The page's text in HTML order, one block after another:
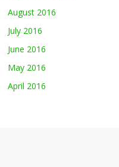
August 2016
July 2016
June 2016
May 2016
April 2016